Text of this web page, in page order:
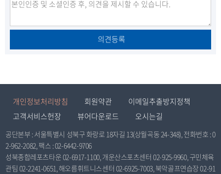
만
의견등록
개인정보처리방침 회원약관
이메일추출방지정책
고객서비스헌장
뷰어다운로드 오시는길
공단본부 : 서울특별시 성북구 화랑로 18자길 13(상월곡동 24-348), 전화번호 : 0
2-962-2082, 팩스 : 02-6442-9706
성북종합레포츠타운 02-6917-1100, 개운산스포츠센터 02-925-9960, 구민체육
관팀 02-2241-0651, 해오름휘트니스센터 02-6925-7003, 북악골프연습장 02-91